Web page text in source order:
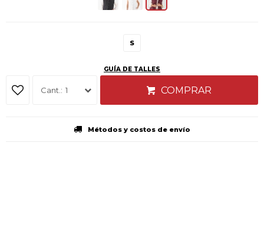
S
GUÍA DE TALLES
1 COMPRAR
Métodos y costos de envío